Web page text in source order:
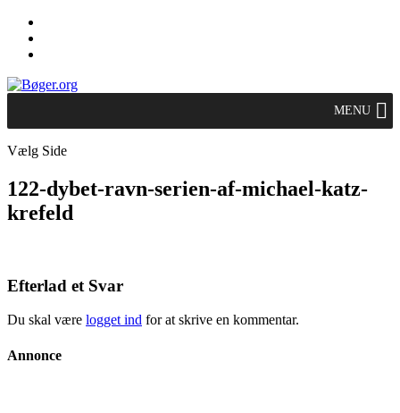
MENU
Vælg Side
122-dybet-ravn-serien-af-michael-katz-
krefeld
Efterlad et Svar
Du skal være logget ind for at skrive en kommentar.
Annonce